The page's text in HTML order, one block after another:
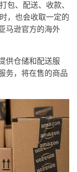
包、配送、收款、
，也会收取一定的
马逊官方的海外
供仓储和配送服
务，将在售的商品